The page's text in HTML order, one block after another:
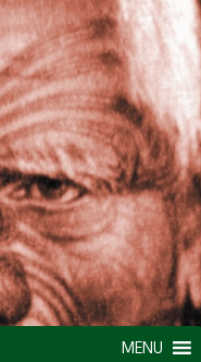
MENU